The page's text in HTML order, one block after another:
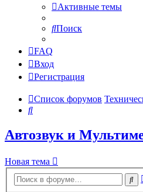
Активные темы
Поиск
FAQ
Вход
Регистрация
Список форумов
Поиск
Автозвук и
Новая тема